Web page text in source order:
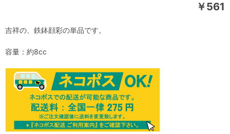
￥561
吉祥の、鉄鉢顔彩の単品です。
容量：約8cc